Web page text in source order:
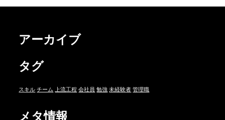
アーカイブ
タグ
スキル チーム 上流工程 会社員 勉強 未経験者 管理職
メタ情報